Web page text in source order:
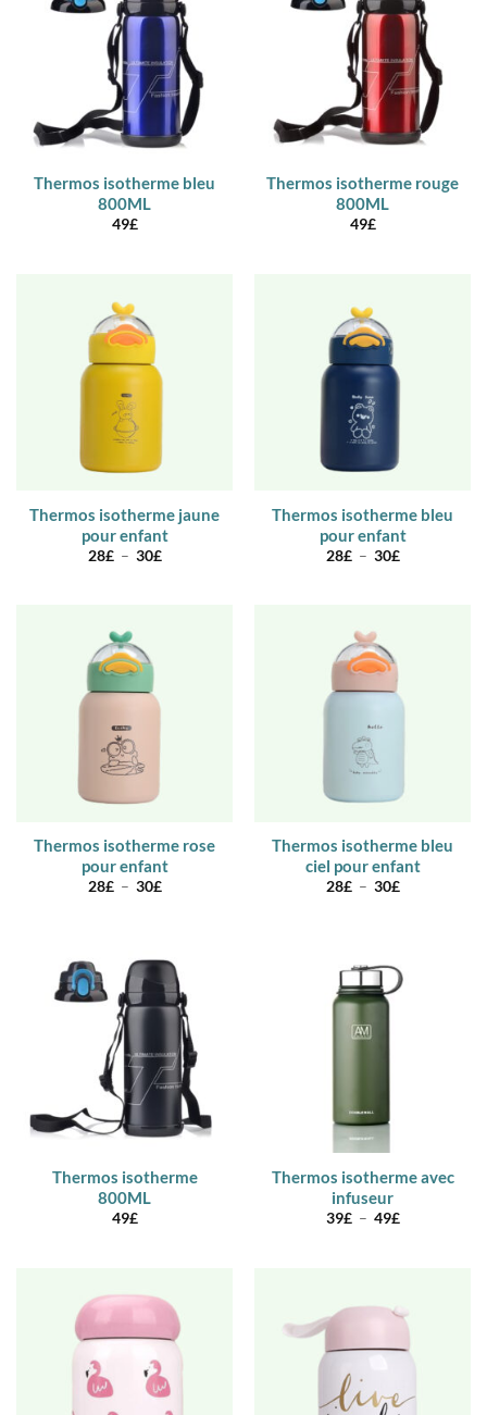
Thermos isotherme bleu
800ML
49£
Thermos isotherme rouge
800ML
49£
Thermos isotherme jaune
pour enfant
28£ – 30£Plage
Thermos isotherme bleu
pour enfant
28£ – 30£Plage
Thermos isotherme rose
pour enfant
28£ – 30£Plage
30£
Thermos isotherme bleu
ciel pour enfant
28£ – 30£Plage
Thermos isotherme
800ML
49£
Thermos isotherme avec
infuseur
39£ – 49£Plage